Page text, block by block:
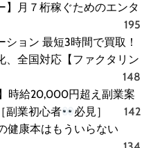
】月７桁稼ぐためのエンタ
195
ョン 最短3時間で買取！
、全国対応【ファクタリン
148
時給20,000円超え副業案
副業初心者
必見］
142
健康本はもういらない